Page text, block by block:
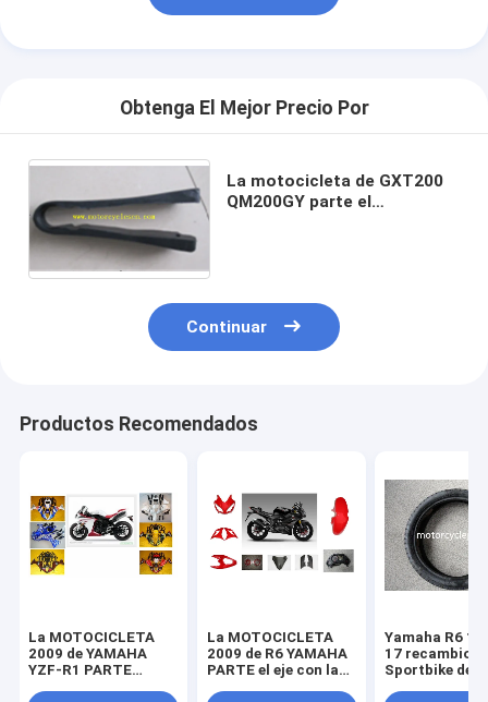
Obtenga El Mejor Precio Por
La motocicleta de GXT200
QM200GY parte el
Continuar
Productos Recomendados
La MOTOCICLETA
2009 de YAMAHA
YZF-R1 PARTE
La MOTOCICLETA
2009 de R6 YAMAHA
PARTE el eje con la
Yamaha R6
17 recambios
Sportbike de